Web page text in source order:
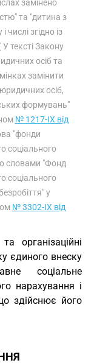
замінено
та "дитина з
числі згідно із
У тексті Закону
осіб та
замінити
осіб,
формувань"
№ 1217-IX від
"фонди
соціального
словами "Фонд
соціального
у
№ 3302-IX від
організаційні
єдиного внеску
соціальне
нарахування і
здійснює його